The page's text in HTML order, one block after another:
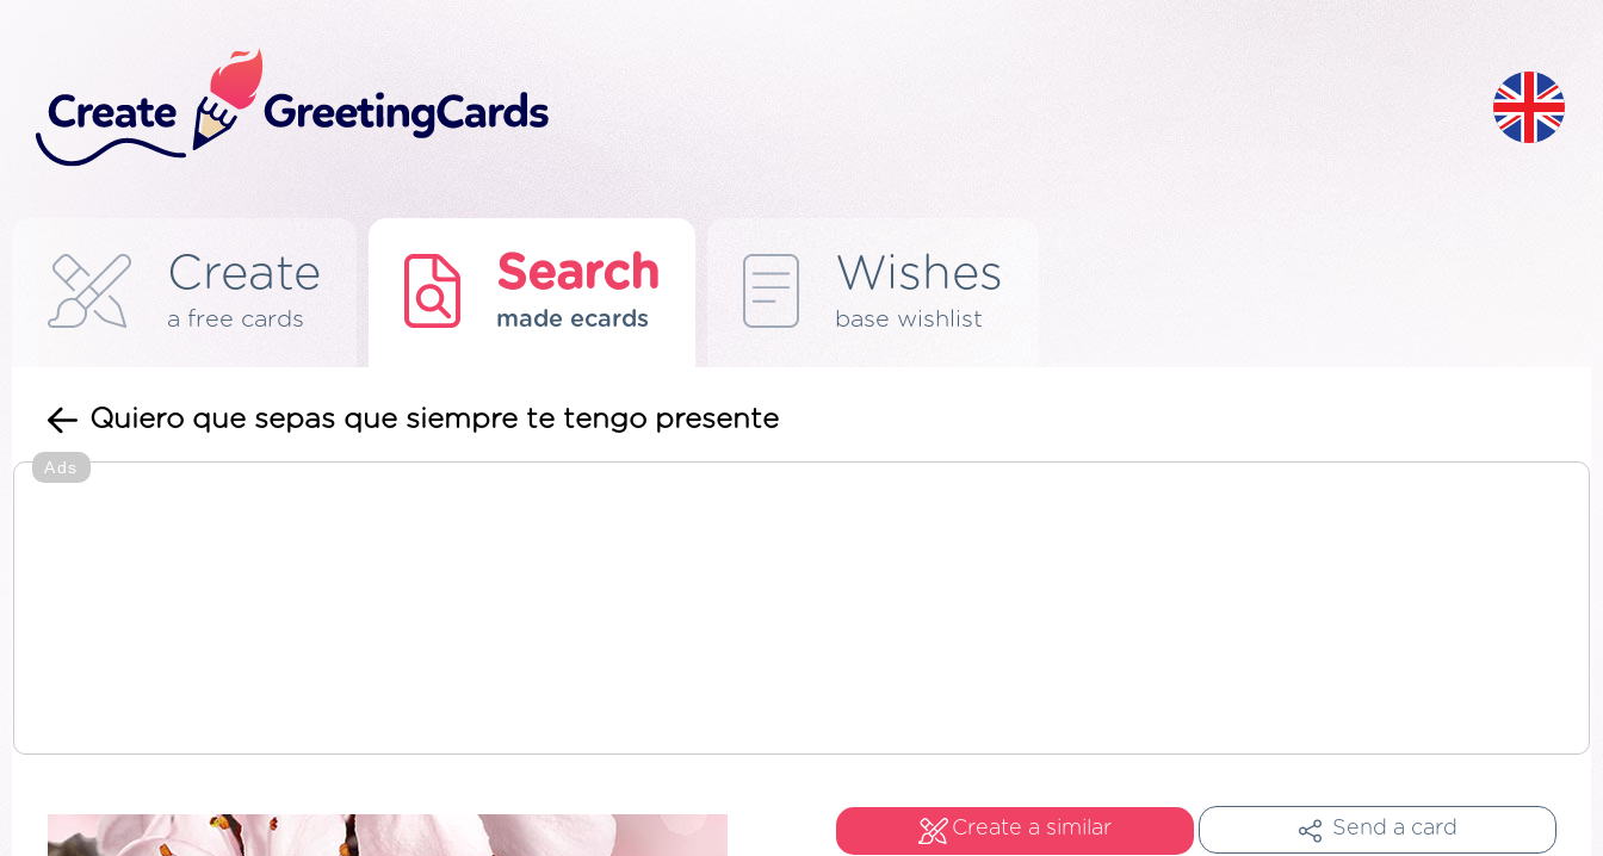
Create
a free cards
Search
made ecards
Wishes
base wishlist
Quiero que sepas que siempre te tengo presente
Ads
Create a similar Send a card